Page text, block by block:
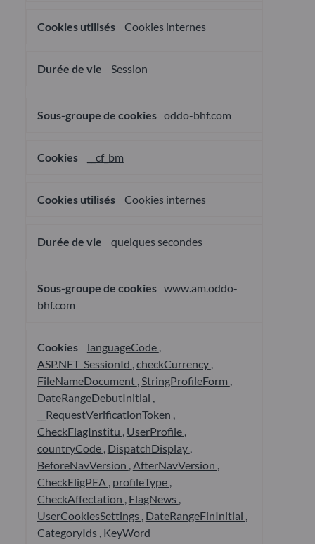
Cookies internes
Session
oddo-bhf.com
__cf_bm
Cookies internes
quelques secondes
www.am.oddo-
bhf.com
languageCode
ASP.NET_SessionId checkCurrency
FileNameDocument StringProfileForm
DateRangeDebutInitial
__RequestVerificationToken
CheckFlagInstitu UserProfile
countryCode DispatchDisplay
BeforeNavVersion AfterNavVersion
CheckEligPEA profileType
CheckAffectation FlagNews
UserCookiesSettings DateRangeFinInitial
CategoryIds KeyWord